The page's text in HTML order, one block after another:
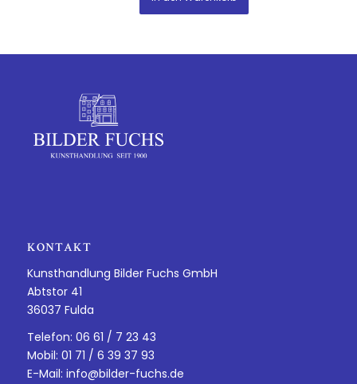
KONTAKT
Kunsthandlung Bilder Fuchs GmbH
Abtstor 41
36037 Fulda
Telefon: 06 61 / 7 23 43
Mobil: 01 71 / 6 39 37 93
E-Mail: info@bilder-fuchs.de